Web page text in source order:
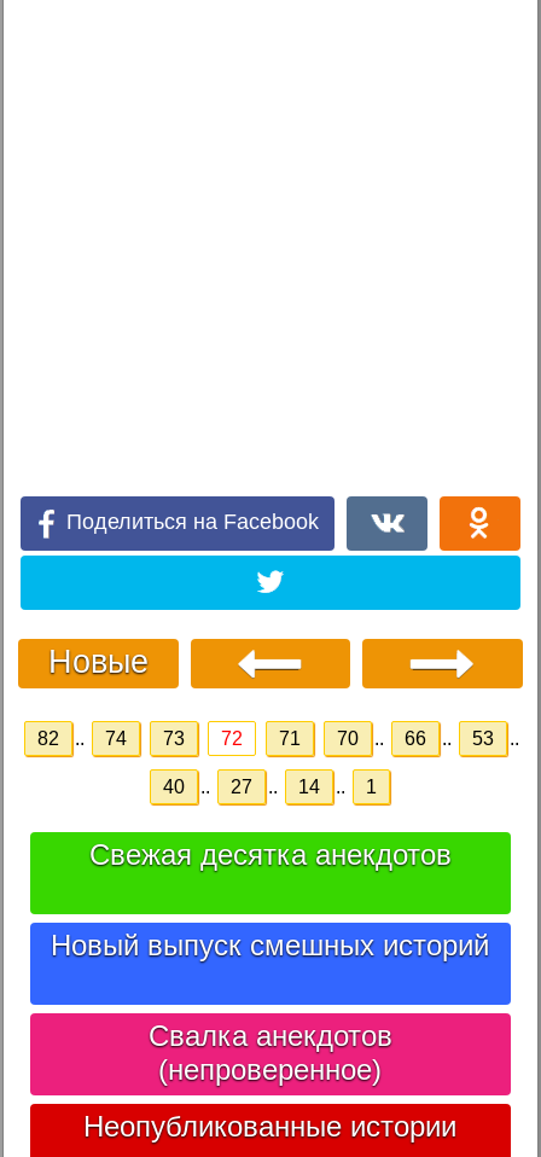
Поделиться на Facebook
Новые
82 .. 74 73 72 71 70 .. 66 .. 53 ..
40 .. 27 .. 14 .. 1
Свежая десятка анекдотов
Новый выпуск смешных историй
Свалка анекдотов
(непроверенное)
Неопубликованные истории